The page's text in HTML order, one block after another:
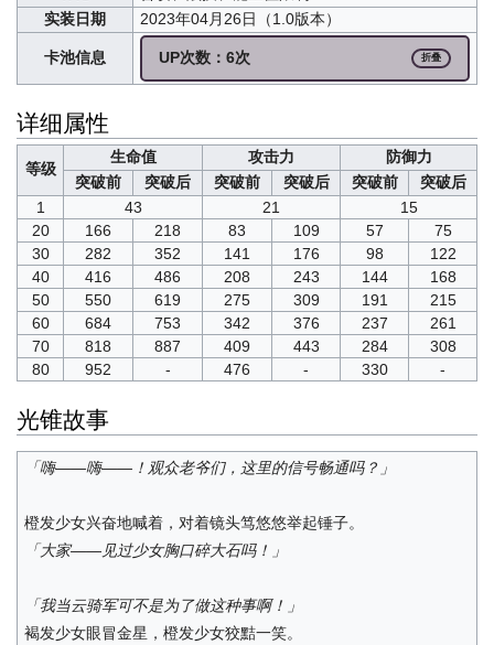
实装日期
2023年04月26日（1.0版本）
卡池信息 UP次数：6次 折叠
详细属性
等级
生命值 攻击力
防御力
突破前
突破后 突破前 突破后 突破前
突破后
1
43 21
15
20
166 218 83 109 57
75
30
282 352 141 176 98
122
40
416 486 208 243 144
168
50
550 619 275 309 191
215
60
684 753 342 376 237
261
70
818 887 409 443 284
308
80
952 - 476 - 330 -
光锥故事
「嗨——嗨——！观众老爷们，这里的信号畅通吗？」
橙发少女兴奋地喊着，对着镜头笃悠悠举起锤子。
「大家——见过少女胸口碎大石吗！」
「我当云骑军可不是为了做这种事啊！」
褐发少女眼冒金星，橙发少女狡黠一笑。